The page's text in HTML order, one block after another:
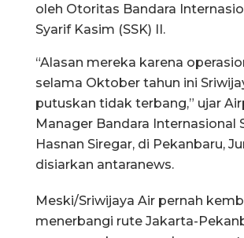
oleh Otoritas Bandara
Syarif Kasim (SSK) II.
“Alasan mereka karena
selama Oktober tahun ini
putuskan tidak terbang,” ujar
Manager Bandara Internasional
Hasnan Siregar, di Pekanbaru,
disiarkan antaranews.
Meski/Sriwijaya Air pernah
menerbangi rute Jakarta-